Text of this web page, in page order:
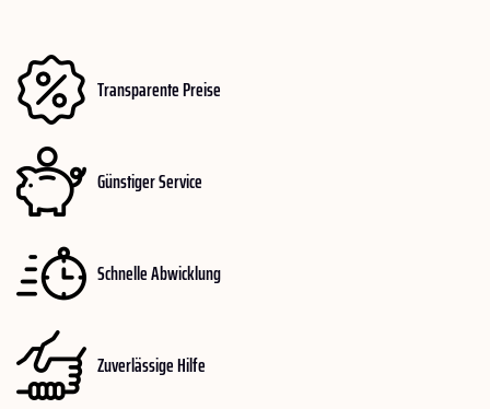
Transparente Preise
Günstiger Service
Schnelle Abwicklung
Zuverlässige Hilfe